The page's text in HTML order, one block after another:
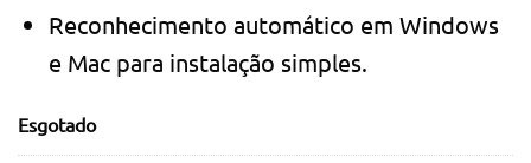
Reconhecimento automático em Windows
e Mac para instalação simples.
Esgotado